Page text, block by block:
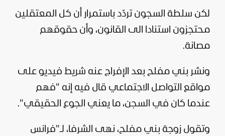
لكن سلطة السجون تردّد باستمرار أن كل المعتقلين
محتجزون استنادا الى القانون، وأن حقوقهم
مصانة.
ونشر بني مفلح بعد الإفراج عنه شريط فيديو على
مواقع التواصل الاجتماعي قال فيه إنه "فهم
عندما كان في السجن، ما يعني الجوع الحقيقي".
وتقول زوجة بني مفلح، نهى الشرفا، لـ"فرانس